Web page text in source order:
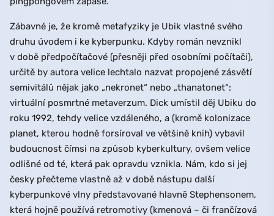
Zábavné je, že kromě metafyziky je Ubik vlastné svého
druhu úvodem i ke kyberpunku. Kdyby román nevznikl
v době předpočítačové (přesněji před osobními počítači),
určitě by autora velice lechtalo nazvat propojené zásvětí
semivitálů nějak jako „nekronet“ nebo „thanatonet“:
virtuální posmrtné metaverzum. Dick umístil děj Ubiku do
roku 1992, tehdy velice vzdáleného, a (kromě kolonizace
planet, kterou hodně forsíroval ve většině knih) vybavil
budoucnost čímsi na způsob kyberkultury, ovšem velice
odlišné od té, která pak opravdu vznikla. Nám, kdo si jej
česky přečteme vlastně až v době nástupu další
kyberpunkové vlny představované hlavně Stephensonem,
která hojně používá retromotivy (kmenová – či frančízová